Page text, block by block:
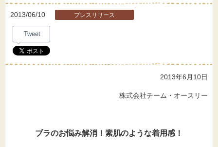
2013/06/10 プレスリリース
Tweet
2013年6月10日
株式会社チーム・オースリー
ブラのお悩み解消！素肌のような着用感！